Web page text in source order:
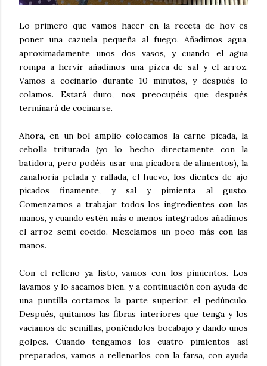
Lo primero que vamos hacer en la receta de hoy es
poner una cazuela pequeña al fuego. Añadimos agua,
aproximadamente unos dos vasos, y cuando el agua
rompa a hervir añadimos una pizca de sal y el arroz.
Vamos a cocinarlo durante 10 minutos, y después lo
colamos. Estará duro, nos preocupéis que después
terminará de cocinarse.
Ahora, en un bol amplio colocamos la carne picada, la
cebolla triturada (yo lo hecho directamente con la
batidora, pero podéis usar una picadora de alimentos), la
zanahoria pelada y rallada, el huevo, los dientes de ajo
picados finamente, y sal y pimienta al gusto.
Comenzamos a trabajar todos los ingredientes con las
manos, y cuando estén más o menos integrados añadimos
el arroz semi-cocido. Mezclamos un poco más con las
manos.
Con el relleno ya listo, vamos con los pimientos. Los
lavamos y lo sacamos bien, y a continuación con ayuda de
una puntilla cortamos la parte superior, el pedúnculo.
Después, quitamos las fibras interiores que tenga y los
vaciamos de semillas, poniéndolos bocabajo y dando unos
golpes. Cuando tengamos los cuatro pimientos así
preparados, vamos a rellenarlos con la farsa, con ayuda